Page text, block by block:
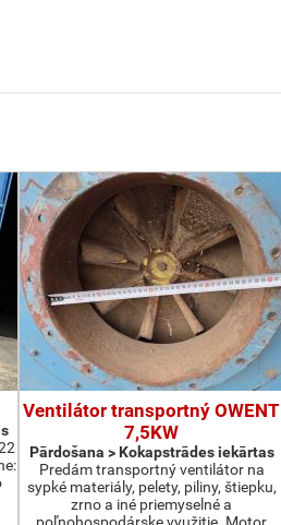
Ventilátor transportný OWENT
7,5KW
Pārdošana > Kokapstrādes iekārtas
Predám transportný ventilátor na
sypké materiály, pelety, piliny, štiepku,
zrno a iné priemyselné a